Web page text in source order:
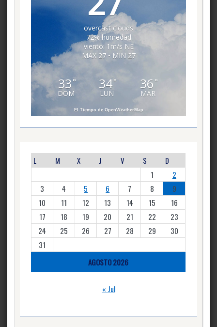
overcast clouds
72% humedad
viento: 1m/s NE
MAX 27 • MIN 27
33 °
DOM
34°
LUN
36 °
MAR
El Tiempo de OpenWeatherMap
AGOSTO 2026
L M X J V S
D
1
2
3
4 5 6 7 8
9
10
11 12 13 14 15
16
17
18 19 20 21 22
23
24
25 26 27 28 29
30
31
« Jul